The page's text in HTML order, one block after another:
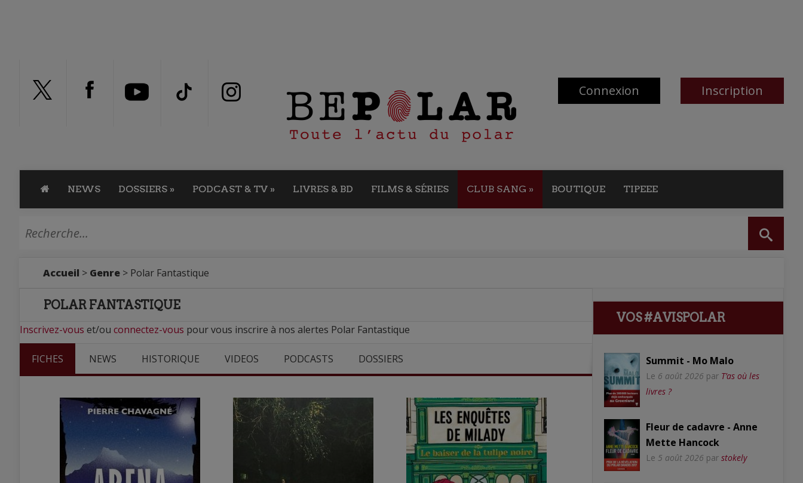
Connexion Inscription
NEWS DOSSIERS » PODCAST & TV » LIVRES & BD FILMS & SÉRIES CLUB SANG » BOUTIQUE TIPEEE
Accueil > Genre > Polar Fantastique
POLAR FANTASTIQUE
Inscrivez-vous et/ou connectez-vous pour vous inscrire à nos alertes Polar Fantastique
FICHES NEWS HISTORIQUE VIDEOS PODCASTS DOSSIERS
VOS #AVISPOLAR
Summit - Mo Malo
Le 6 août 2026 par T’as où les
livres ?
Fleur de cadavre - Anne
Mette Hancock
Le 5 août 2026 par stokely